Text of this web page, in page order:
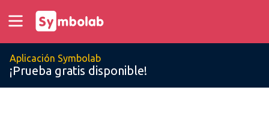
Aplicación Symbolab
¡Prueba gratis disponible!